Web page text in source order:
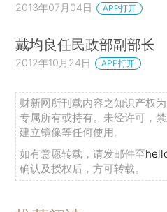
2013年07月04日 APP打开
戴均良任民政部副部长
2012年10月24日 APP打开
财新网所刊载内容之知识产权
专属所有或持有。未经许可，
建立镜像等任何使用。
如有意愿转载，请发邮件至
确认及授权后，方可转载。